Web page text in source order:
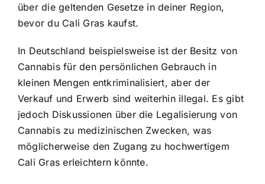
über die geltenden Gesetze in deiner Region,
bevor du Cali Gras kaufst.
In Deutschland beispielsweise ist der Besitz von
Cannabis für den persönlichen Gebrauch in
kleinen Mengen entkriminalisiert, aber der
Verkauf und Erwerb sind weiterhin illegal. Es gibt
jedoch Diskussionen über die Legalisierung von
Cannabis zu medizinischen Zwecken, was
möglicherweise den Zugang zu hochwertigem
Cali Gras erleichtern könnte.